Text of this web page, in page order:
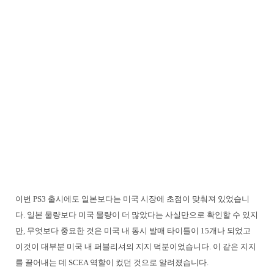
이번 PS3 출시에도 일본보다는 미국 시장에 초점이 맞춰져 있었습니
다. 일본 물량보다 미국 물량이 더 많았다는 사실만으로 확인할 수 있지
만, 무엇보다 중요한 것은 미국 내 동시 발매 타이틀이 15개나 되었고
이것이 대부분 미국 내 퍼블리셔의 지지 덕분이었습니다. 이 같은 지지
를 끌어내는 데 SCEA 역할이 컸던 것으로 알려졌습니다.